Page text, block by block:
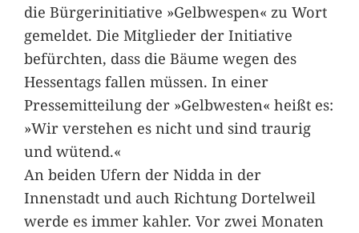
die Bürgerinitiative »Gelbwespen« zu Wort
gemeldet. Die Mitglieder der Initiative
befürchten, dass die Bäume wegen des
Hessentags fallen müssen. In einer
Pressemitteilung der »Gelbwesten« heißt es:
»Wir verstehen es nicht und sind traurig
und wütend.«
An beiden Ufern der Nidda in der
Innenstadt und auch Richtung Dortelweil
werde es immer kahler. Vor zwei Monaten